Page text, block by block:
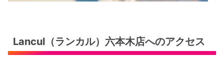
Lancul（ランカル）六本木店へのアクセス